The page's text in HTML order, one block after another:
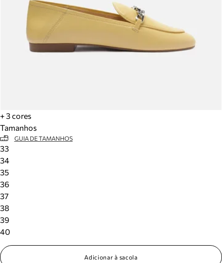
+ 3 cores
Tamanhos
GUIA DE TAMANHOS
33
34
35
36
37
38
39
40
Adicionar à sacola